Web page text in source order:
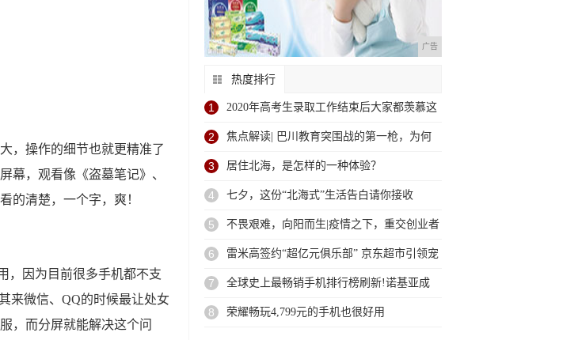
，操作的细节也就更精准了
幕，观看像《盗墓笔记》、
的清楚，一个字，爽！
，因为目前很多手机都不支
来微信、QQ的时候最让处女
，而分屏就能解决这个问
广告
热度排行
1 2020年高考生录取工作结束后大家都羡慕这
2 焦点解读| 巴川教育突围战的第一枪，为何
在
3 居住北海，是怎样的一种体验？
4 七夕，这份“北海式”生活告白请你接收
5 不畏艰难，向阳而生|疫情之下，重交创业者
砥
6 雷米高签约“超亿元俱乐部” 京东超市引领宠
7 全球史上最畅销手机排行榜刷新!诺基亚成
最大
8 荣耀畅玩4,799元的手机也很好用